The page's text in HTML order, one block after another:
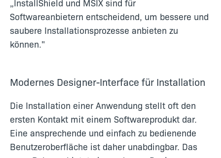
„InstallShield und MSIX sind für
Softwareanbietern entscheidend, um bessere und
saubere Installationsprozesse anbieten zu
können."
Modernes Designer-Interface für Installation
Die Installation einer Anwendung stellt oft den
ersten Kontakt mit einem Softwareprodukt dar.
Eine ansprechende und einfach zu bedienende
Benutzeroberfläche ist daher unabdingbar. Das